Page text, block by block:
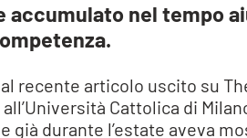
accumulato nel tempo
recente articolo uscito su
Cattolica di
già durante l’estate aveva